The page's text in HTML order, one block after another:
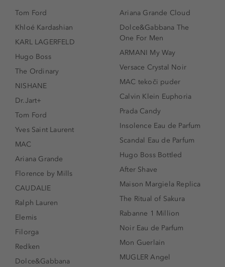
Tom Ford
Khloé Kardashian
KARL LAGERFELD
Hugo Boss
The Ordinary
NISHANE
Dr.Jart+
Tom Ford
Yves Saint Laurent
MAC
Ariana Grande
Florence by Mills
CAUDALIE
Ralph Lauren
Elemis
Filorga
Redken
Dolce&Gabbana
Ariana Grande Cloud
Dolce&Gabbana The
One For Men
ARMANI My Way
Versace Crystal Noir
MAC tekoči puder
Calvin Klein Euphoria
Prada Candy
Insolence Eau de Parfum
Scandal Eau de Parfum
Hugo Boss Bottled
After Shave
Maison Margiela Replica
The Ritual of Sakura
Rabanne 1 Million
Noir Eau de Parfum
Mon Guerlain
MUGLER Angel